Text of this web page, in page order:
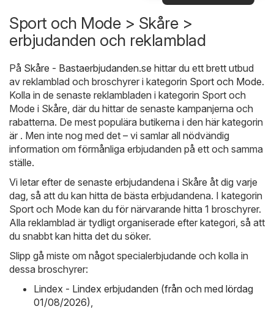
erbjudanden
Sport och Mode > Skåre >
erbjudanden och reklamblad
På Skåre - Bastaerbjudanden.se hittar du ett brett utbud
av reklamblad och broschyrer i kategorin Sport och Mode.
Kolla in de senaste reklambladen i kategorin Sport och
Mode i Skåre, där du hittar de senaste kampanjerna och
rabatterna. De mest populära butikerna i den här kategorin
är . Men inte nog med det – vi samlar all nödvändig
information om förmånliga erbjudanden på ett och samma
ställe.
Vi letar efter de senaste erbjudandena i Skåre åt dig varje
dag, så att du kan hitta de bästa erbjudandena. I kategorin
Sport och Mode kan du för närvarande hitta 1 broschyrer.
Alla reklamblad är tydligt organiserade efter kategori, så att
du snabbt kan hitta det du söker.
Slipp gå miste om något specialerbjudande och kolla in
dessa broschyrer:
Lindex - Lindex erbjudanden (från och med lördag
01/08/2026)